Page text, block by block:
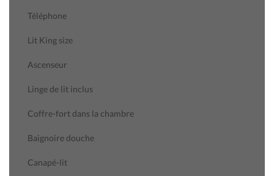
Téléphone
Lit King size
Ascenseur
Linge de lit inclus
Coffre-fort dans la chambre
Baignoire douche
Canapé-lit